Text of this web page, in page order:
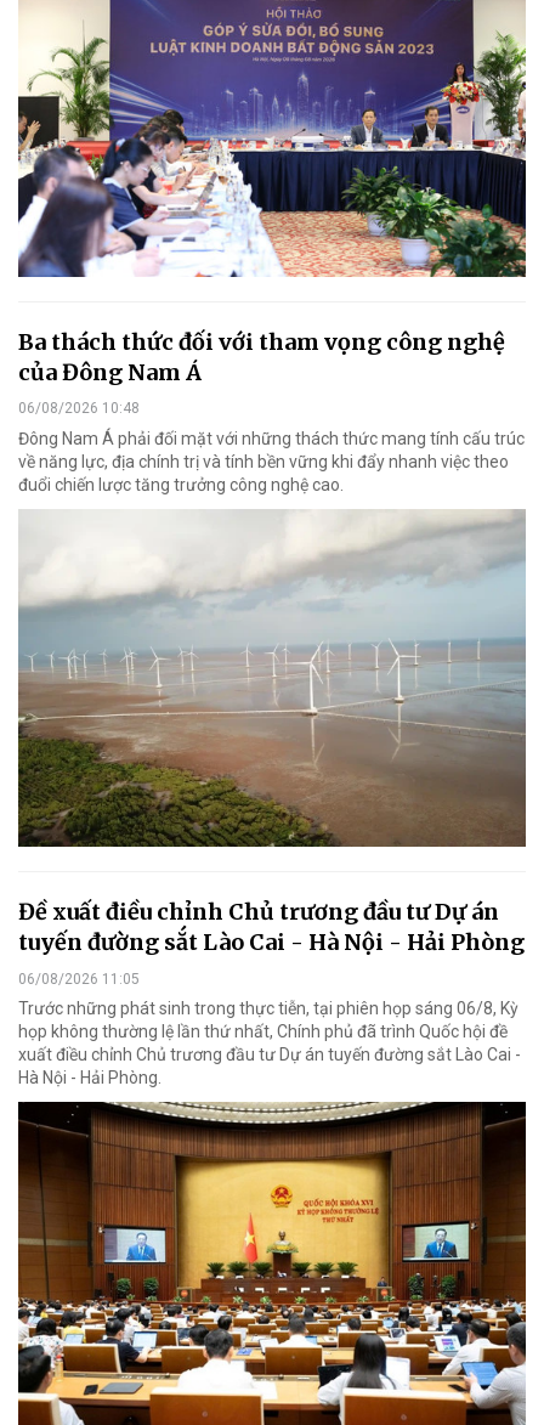
Ba thách thức đối với tham vọng công nghệ
của Đông Nam Á
06/08/2026 10:48
Đông Nam Á phải đối mặt với những thách thức mang tính cấu trúc
về năng lực, địa chính trị và tính bền vững khi đẩy nhanh việc theo
đuổi chiến lược tăng trưởng công nghệ cao.
Đề xuất điều chỉnh Chủ trương đầu tư Dự án
tuyến đường sắt Lào Cai - Hà Nội - Hải Phòng
06/08/2026 11:05
Trước những phát sinh trong thực tiễn, tại phiên họp sáng 06/8, Kỳ
họp không thường lệ lần thứ nhất, Chính phủ đã trình Quốc hội đề
xuất điều chỉnh Chủ trương đầu tư Dự án tuyến đường sắt Lào Cai -
Hà Nội - Hải Phòng.